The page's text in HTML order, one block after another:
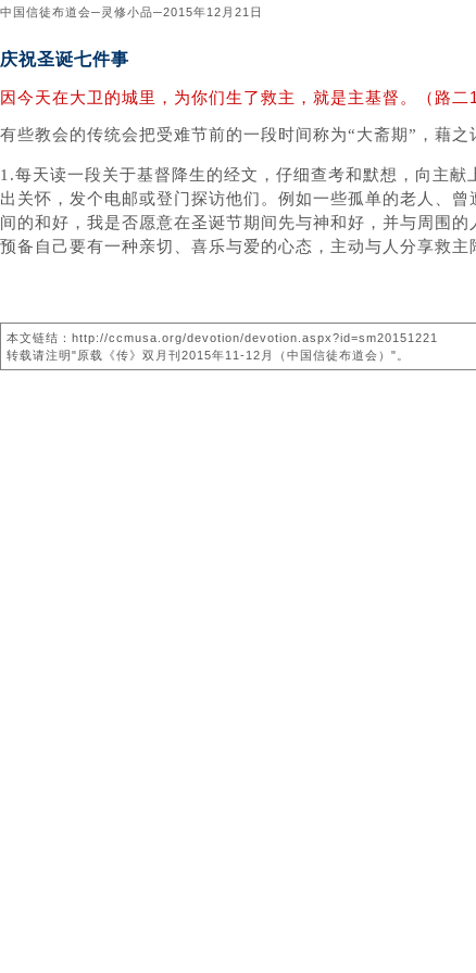
中国信徒布道会─灵修小品─2015年12月21日
庆祝圣诞七件事
因今天在大卫的城里，为你们生了救主，就是主基督。（路二
有些教会的传统会把受难节前的一段时间称为“大斋期”，藉
1.每天读一段关于基督降生的经文，仔细查考和默想，向主
出关怀，发个电邮或登门探访他们。例如一些孤单的老人、
间的和好，我是否愿意在圣诞节期间先与神和好，并与周围
预备自己要有一种亲切、喜乐与爱的心态，主动与人分享救主
本文链结：http://ccmusa.org/devotion/devotion.aspx?id=sm20151221
转载请注明"原载《传》双月刊2015年11-12月（中国信徒布道会）"。